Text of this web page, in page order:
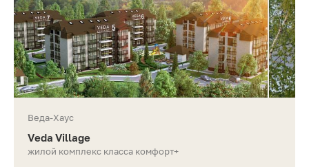
Веда-Хаус
Veda Village
жилой комплекс класса комфорт+